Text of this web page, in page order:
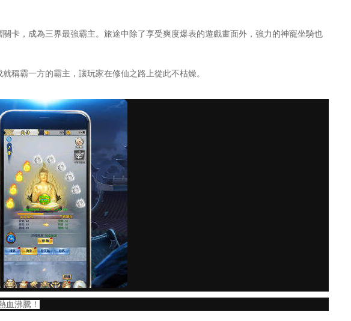
，成為三界最強霸主。旅途中除了享受爽度爆表的遊戲畫面外，強力的神寵坐騎也
霸一方的霸主，讓玩家在修仙之路上從此不枯燥。
血沸騰！